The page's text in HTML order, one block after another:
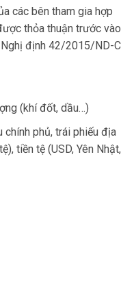
các bên tham gia hợp
thỏa thuận trước vào
định 42/2015/ND-
(khí đốt, dầu…)
chính phủ, trái phiếu địa
tiền tệ (USD, Yên Nhật,